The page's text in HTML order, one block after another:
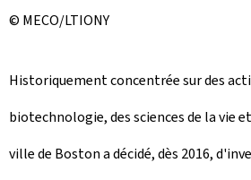
© MECO/LTIONY
Historiquement concentrée sur des
biotechnologie, des sciences de la vie
ville de Boston a décidé, dès 2016,